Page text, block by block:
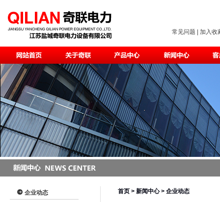
常见问题 加入收
企业动态
首页 > 新闻中心 > 企业动态